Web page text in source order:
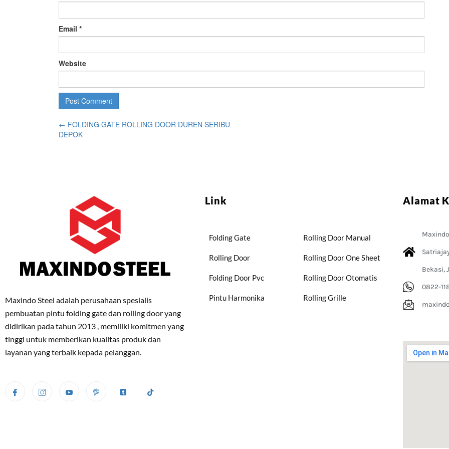
Email *
Website
← FOLDING GATE ROLLING DOOR DUREN SERIBU
DEPOK
Maxindo Steel adalah perusahaan spesialis
pembuatan pintu folding gate dan rolling door yang
didirikan pada tahun 2013 , memiliki komitmen yang
tinggi untuk memberikan kualitas produk dan
layanan yang terbaik kepada pelanggan.
Link
Folding Gate
Rolling Door
Folding Door Pvc
Pintu Harmonika
Rolling Door Manual
Rolling Door One Sheet
Rolling Door Otomatis
Rolling Grille
Alamat
Bekasi,
0822-